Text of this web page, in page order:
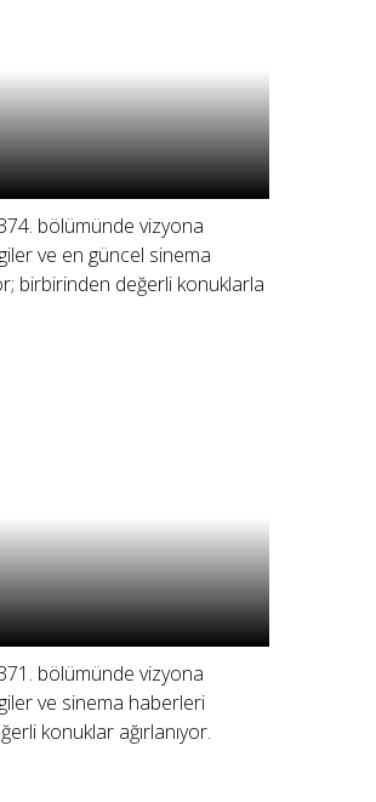
bölümünde vizyona
ve en güncel sinema
birbirinden değerli konuklarla
bölümünde vizyona
ve sinema haberleri
konuklar ağırlanıyor.